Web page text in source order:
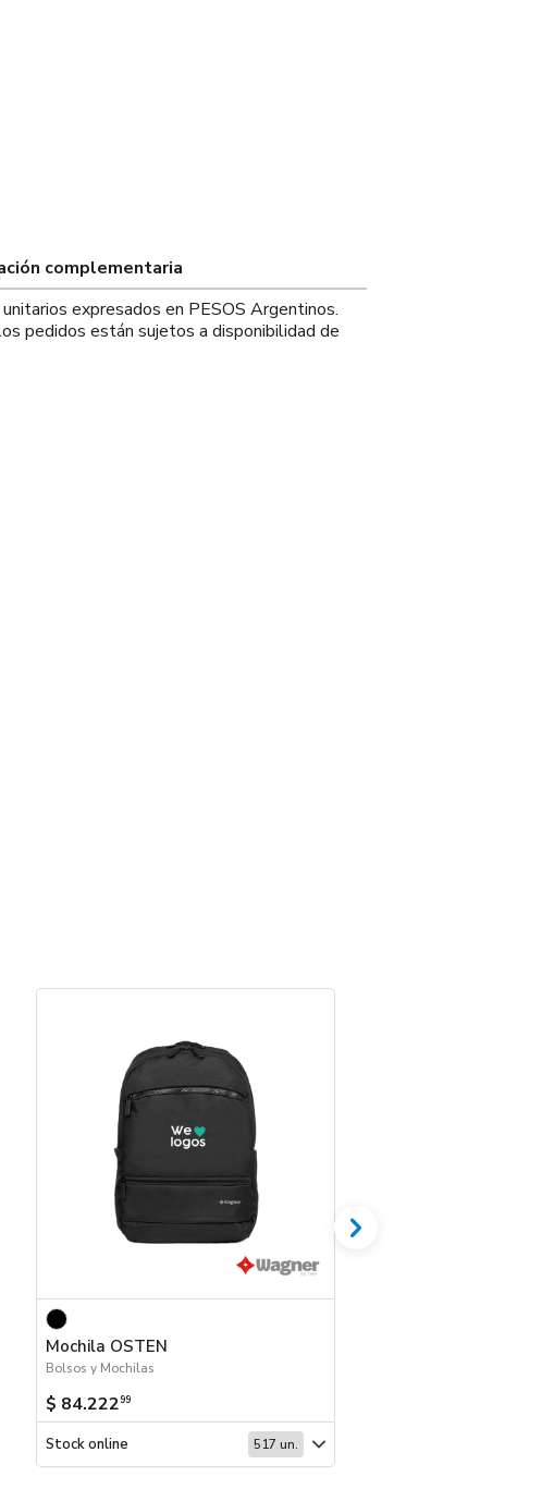
complementaria
expresados en PESOS Argentinos.
pedidos están sujetos a disponibilidad de
Mochila OSTEN
Bolsos y Mochilas
$ 84.22299
Stock online 517 un.